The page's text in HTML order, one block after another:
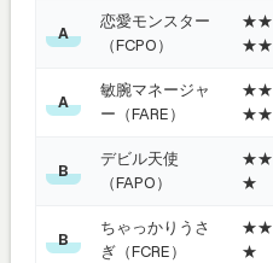
A
恋愛モンスター
（FCPO）
★★
★★
A
敏腕マネージャ
ー（FARE）
★★
★★
B
デビル天使
（FAPO）
★★
★
B
ちゃっかりうさ
ぎ（FCRE）
★★
★